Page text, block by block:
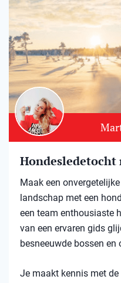
Hondesledetocht
Maak een
landschap met een
een team enthousiaste
van een ervaren gids
besneeuwde bossen en
Je maakt kennis met de